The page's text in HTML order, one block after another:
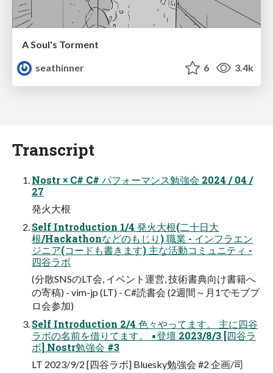
A Soul's Torment
seathinner
6 3.4k
Transcript
Nostr × C# C# パフォーマンス勉強会 2024 / 04 /
27
発火大根
Self Introduction 1/4 発火大根(二十日大
根/Hackathonなどのもじり) 職業 - インフラエン
ジニア(コードも書きます) 主な活動コミュニティ -
四谷ラボ
(分散SNSのLT会, イベント運営, 技術書典向け書籍へ
の寄稿) - vim-jp (LT) - C#読書会 (2週間～月1でモブプ
ロ会参加)
Self Introduction 2/4 色々やってます。 主に四谷
ラボの名前を借りてます。 ▪登壇 2023/8/3 [四谷ラ
ボ] Nostr勉強会 #3
LT 2023/9/2 [四谷ラボ] Bluesky勉強会 #2 企画/司